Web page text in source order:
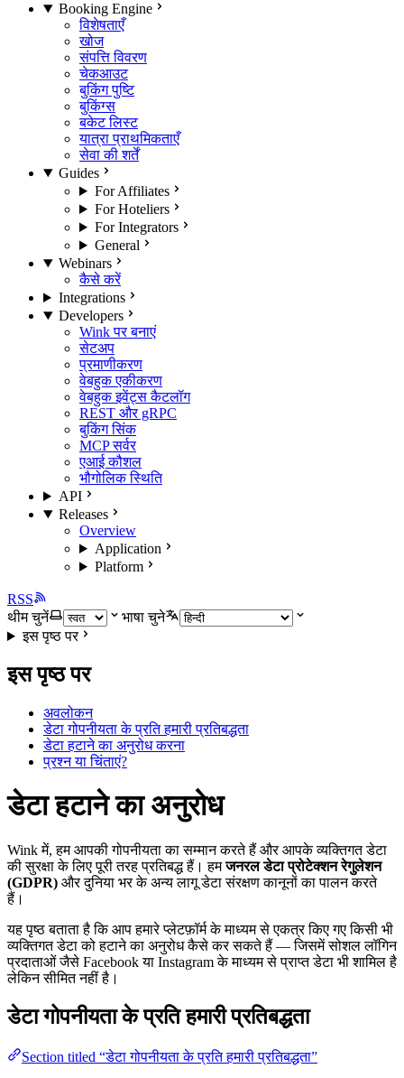
Booking Engine
विशेषताएँ
खोज
संपत्ति विवरण
चेकआउट
बुकिंग पुष्टि
बुकिंग्स
बकेट लिस्ट
यात्रा प्राथमिकताएँ
सेवा की शर्तें
Guides
For Affiliates
For Hoteliers
For Integrators
General
Webinars
कैसे करें
Integrations
Developers
Wink पर बनाएं
सेटअप
प्रमाणीकरण
वेबहुक एकीकरण
वेबहुक इवेंट्स कैटलॉग
REST और gRPC
बुकिंग सिंक
MCP सर्वर
एआई कौशल
भौगोलिक स्थिति
API
Releases
Overview
Application
Platform
RSS
थीम चुनें
भाषा चुने
इस पृष्ठ पर
इस पृष्ठ पर
अवलोकन
डेटा गोपनीयता के प्रति हमारी प्रतिबद्धता
डेटा हटाने का अनुरोध करना
प्रश्न या चिंताएं?
डेटा हटाने का अनुरोध
Wink में, हम आपकी गोपनीयता का सम्मान करते हैं और आपके व्यक्तिगत डेटा
की सुरक्षा के लिए पूरी तरह प्रतिबद्ध हैं। हमजनरल डेटा प्रोटेक्शन रेगुलेशन
(GDPR) और दुनिया भर के अन्य लागू डेटा संरक्षण कानूनों का पालन करते
हैं।
यह पृष्ठ बताता है कि आप हमारे प्लेटफ़ॉर्म के माध्यम से एकत्र किए गए किसी भी
व्यक्तिगत डेटा को हटाने का अनुरोध कैसे कर सकते हैं — जिसमें सोशल लॉगिन
प्रदाताओं जैसे Facebook या Instagram के माध्यम से प्राप्त डेटा भी शामिल है
लेकिन सीमित नहीं है।
डेटा गोपनीयता के प्रति हमारी प्रतिबद्धता
Section titled “डेटा गोपनीयता के प्रति हमारी प्रतिबद्धता”